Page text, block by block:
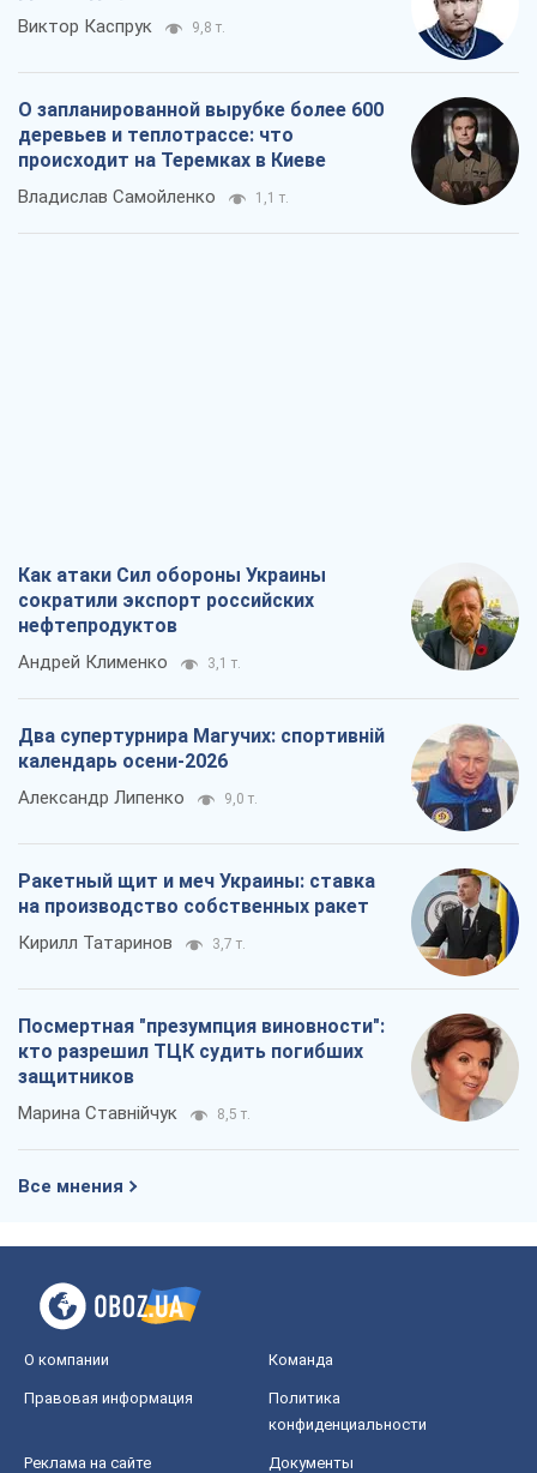
Виктор Каспрук 9,8 т.
О запланированной вырубке более 600
деревьев и теплотрассе: что
происходит на Теремках в Киеве
Владислав Самойленко 1,1 т.
Как атаки Сил обороны Украины
сократили экспорт российских
нефтепродуктов
Андрей Клименко 3,1 т.
Два супертурнира Магучих: спортивній
календарь осени-2026
Александр Липенко 9,0 т.
Ракетный щит и меч Украины: ставка
на производство собственных ракет
Кирилл Татаринов 3,7 т.
Посмертная "презумпция виновности":
кто разрешил ТЦК судить погибших
защитников
Марина Ставнійчук 8,5 т.
Все мнения
О компании Команда
Правовая информация
Политика
конфиденциальности
Реклама на сайте Документы